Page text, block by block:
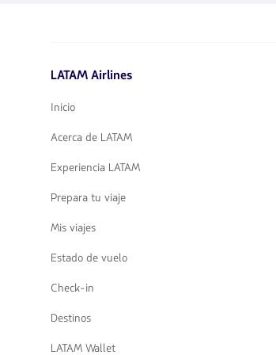
flechas
navegar
LATAM Airlines
Inicio
Acerca de LATAM
Experiencia LATAM
Prepara tu viaje
Mis viajes
Estado de vuelo
Check-in
Destinos
LATAM Wallet